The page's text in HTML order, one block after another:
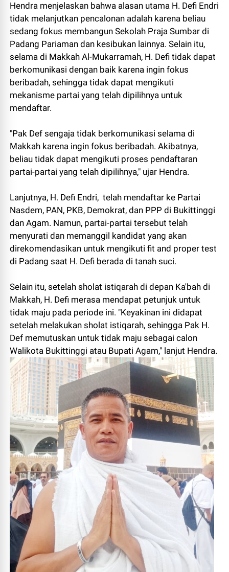
Hendra menjelaskan bahwa alasan utama H. Defi Endri
tidak melanjutkan pencalonan adalah karena beliau
sedang fokus membangun Sekolah Praja Sumbar di
Padang Pariaman dan kesibukan lainnya. Selain itu,
selama di Makkah Al-Mukarramah, H. Defi tidak dapat
berkomunikasi dengan baik karena ingin fokus
beribadah, sehingga tidak dapat mengikuti
mekanisme partai yang telah dipilihnya untuk
mendaftar.
"Pak Def sengaja tidak berkomunikasi selama di
Makkah karena ingin fokus beribadah. Akibatnya,
beliau tidak dapat mengikuti proses pendaftaran
partai-partai yang telah dipilihnya," ujar Hendra.
Lanjutnya, H. Defi Endri, telah mendaftar ke Partai
Nasdem, PAN, PKB, Demokrat, dan PPP di Bukittinggi
dan Agam. Namun, partai-partai tersebut telah
menyurati dan memanggil kandidat yang akan
direkomendasikan untuk mengikuti fit and proper test
di Padang saat H. Defi berada di tanah suci.
Selain itu, setelah sholat istiqarah di depan Ka'bah di
Makkah, H. Defi merasa mendapat petunjuk untuk
tidak maju pada periode ini. "Keyakinan ini didapat
setelah melakukan sholat istiqarah, sehingga Pak H.
Def memutuskan untuk tidak maju sebagai calon
Walikota Bukittinggi atau Bupati Agam," lanjut Hendra.